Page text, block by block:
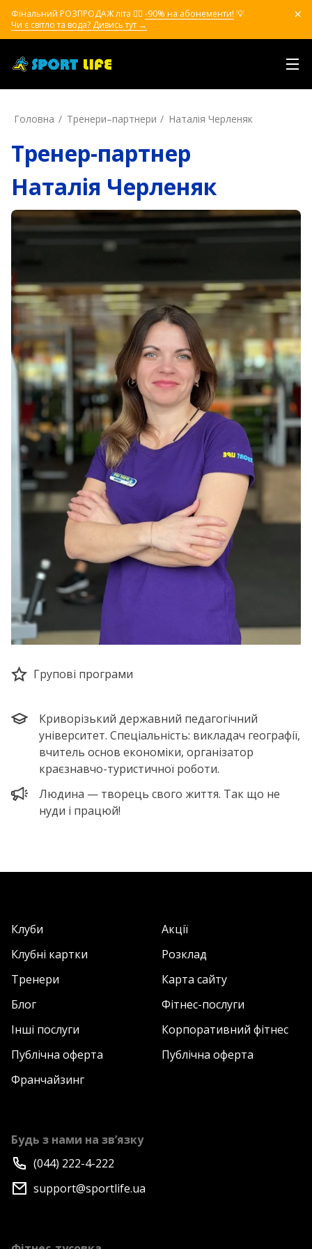
Фінальний РОЗПРОДАЖ літа ❤️‍🔥 -90% на абонементи! 💡
Чи є світло та вода? Дивись тут →
Головна Тренери–партнери Наталія Черленяк
Тренер-партнер
Наталія Черленяк
Групові програми
Криворізький державний педагогічний
університет. Спеціальність: викладач географії,
вчитель основ економіки, організатор
краєзнавчо-туристичної роботи.
Людина — творець свого життя. Так що не
нуди і працюй!
Клуби
Акції
Клубні картки
Розклад
Тренери
Карта сайту
Блог
Фітнес-послуги
Інші послуги
Корпоративний фітнес
Публічна оферта
Публічна оферта
Франчайзинг
Будь з нами на зв’язку
(044) 222-4-222
support@sportlife.ua